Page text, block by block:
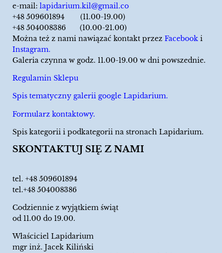
e-mail: lapidarium.kil@gmail.co
+48 509601894 (11.00-19.00)
+48 504008386 (10.00-21.00)
Można też z nami nawiązać kontakt przez Facebook i
Instagram.
Galeria czynna w godz. 11.00-19.00 w dni powszednie.
Regulamin Sklepu
Spis tematyczny galerii google Lapidarium.
Formularz kontaktowy.
Spis kategorii i podkategorii na stronach Lapidarium.
SKONTAKTUJ SIĘ Z NAMI
tel. +48 509601894
tel.+48 504008386
Codziennie z wyjątkiem świąt
od 11.00 do 19.00.
Właściciel Lapidarium
mgr inż. Jacek Kiliński